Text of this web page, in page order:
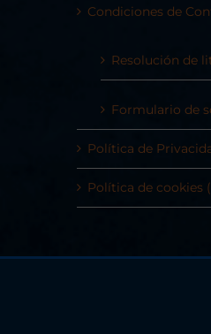
Condiciones de
Resolución de
Formulario de
Política de
Política de cookies